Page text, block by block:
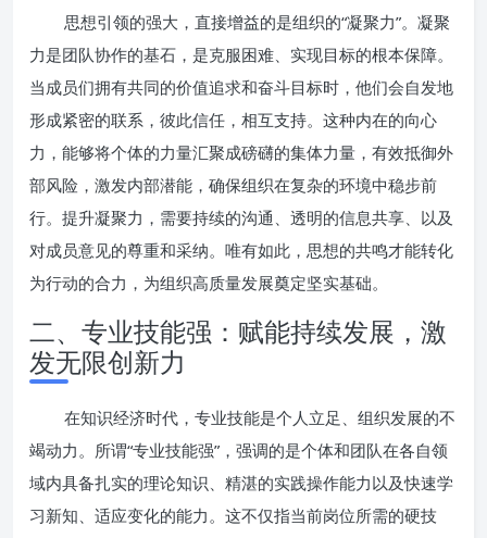
思想引领的强大，直接增益的是组织的“凝聚力”。凝聚
力是团队协作的基石，是克服困难、实现目标的根本保障。
当成员们拥有共同的价值追求和奋斗目标时，他们会自发地
形成紧密的联系，彼此信任，相互支持。这种内在的向心
力，能够将个体的力量汇聚成磅礴的集体力量，有效抵御外
部风险，激发内部潜能，确保组织在复杂的环境中稳步前
行。提升凝聚力，需要持续的沟通、透明的信息共享、以及
对成员意见的尊重和采纳。唯有如此，思想的共鸣才能转化
为行动的合力，为组织高质量发展奠定坚实基础。
二、专业技能强：赋能持续发展，激
发无限创新力
在知识经济时代，专业技能是个人立足、组织发展的不
竭动力。所谓“专业技能强”，强调的是个体和团队在各自领
域内具备扎实的理论知识、精湛的实践操作能力以及快速学
习新知、适应变化的能力。这不仅指当前岗位所需的硬技